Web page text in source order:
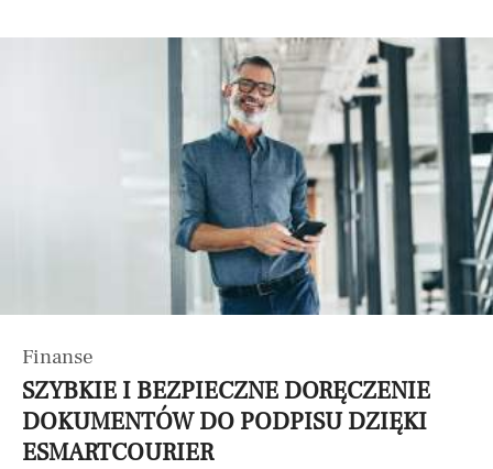
Finanse
SZYBKIE I BEZPIECZNE DORĘCZENIE
DOKUMENTÓW DO PODPISU DZIĘKI
ESMARTCOURIER